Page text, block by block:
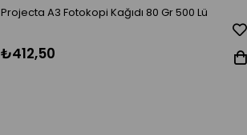
Projecta A3 Fotokopi Kağıdı 80 Gr 500 Lü
₺412,50